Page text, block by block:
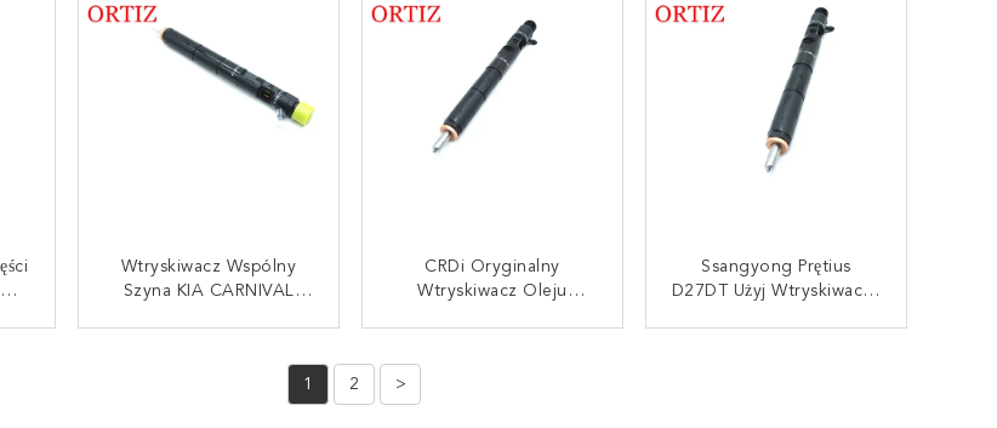
Wtryskiwacz Wspólny
Szyna KIA CARNIVAL
CRDi Oryginalny
Wtryskiwacz Oleju
Ssangyong Prętius
D27DT Użyj Wtryskiwacza
1 2 >